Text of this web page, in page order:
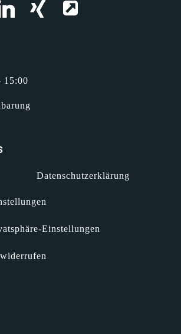
15:00
Datenschutzerklärung
Einstellungen